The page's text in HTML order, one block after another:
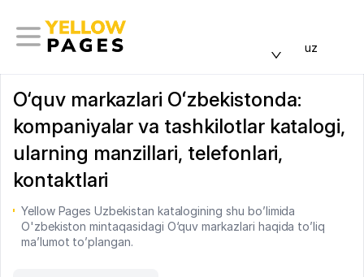
uz
O‘quv markazlari Oʻzbekistonda:
kompaniyalar va tashkilotlar katalogi,
ularning manzillari, telefonlari,
kontaktlari
Yellow Pages Uzbekistan katalogining shu bo’limida
O'zbekiston mintaqasidagi O‘quv markazlari haqida to’liq
ma’lumot to’plangan.